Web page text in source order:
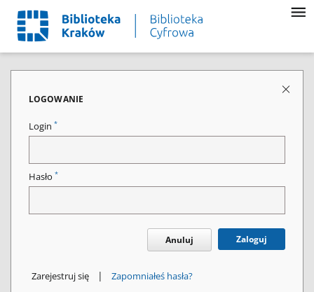
LOGOWANIE
Login *
Hasło *
Anuluj Zaloguj
Zarejestruj się | Zapomniałeś hasła?